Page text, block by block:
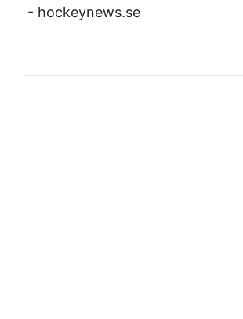
- hockeynews.se